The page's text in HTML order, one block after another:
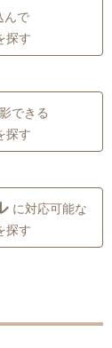
んで
探す
できる
探す
に対応可能な
探す